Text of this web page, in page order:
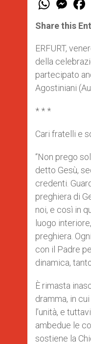
t
s
p
p
e
s
e
g
e
r
e
b
k
Share this
ERFURT,
della
partecipato
Agostiniani
* * *
Cari fratelli e
“Non prego
detto Gesù,
credenti.
preghiera di
noi, e così in
luogo
preghiera.
con il Padre
dinamica,
È rimasta
dramma, in
l’unità, e
ambedue le
sostiene la